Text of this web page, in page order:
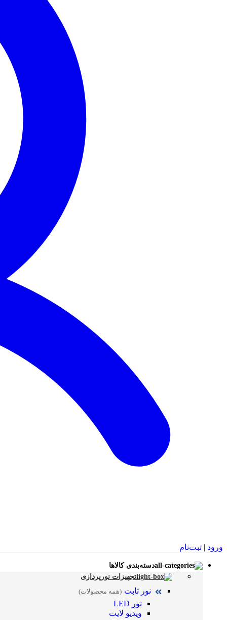
ورود | ثبت‌نام
دسته‌بندی کالاها
تجهیزات نورپردازی
نور ثابت (همه محصولات)
نور LED
ویدیو لایت